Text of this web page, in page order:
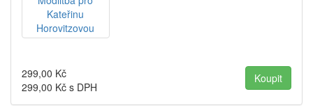
299,00 Kč
299,00 Kč s DPH